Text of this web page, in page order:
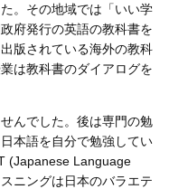
。その地域では「いい学
府発行の英語の教科書を
版されている海外の教科
は教科書のダイアログを
んでした。後は専門の勉
本語を自分で勉強してい
(Japanese Language
ニングは日本のバラエテ